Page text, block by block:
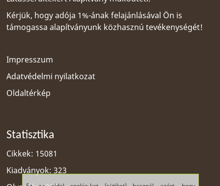
Kérjük, hogy adója 1%-ának felajánlásával Ön is
támogassa alapítványunk közhasznú tevékenységét!
Impresszum
Adatvédelmi nyilatkozat
Oldaltérkép
Statisztika
Cikkek: 15081
Kiadványok: 323